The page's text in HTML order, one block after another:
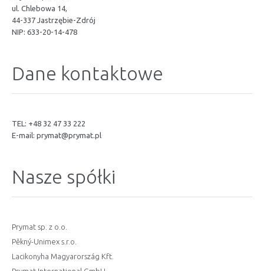
ul. Chlebowa 14,
44-337 Jastrzębie-Zdrój
NIP: 633-20-14-478
Dane kontaktowe
TEL: +48 32 47 33 222
E-mail: prymat@prymat.pl
Nasze spółki
Prymat sp. z o.o.
Pěkný-Unimex s.r.o.
Lacikonyha Magyarország Kft.